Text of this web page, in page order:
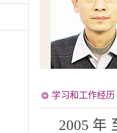
学习和工作经历
2005